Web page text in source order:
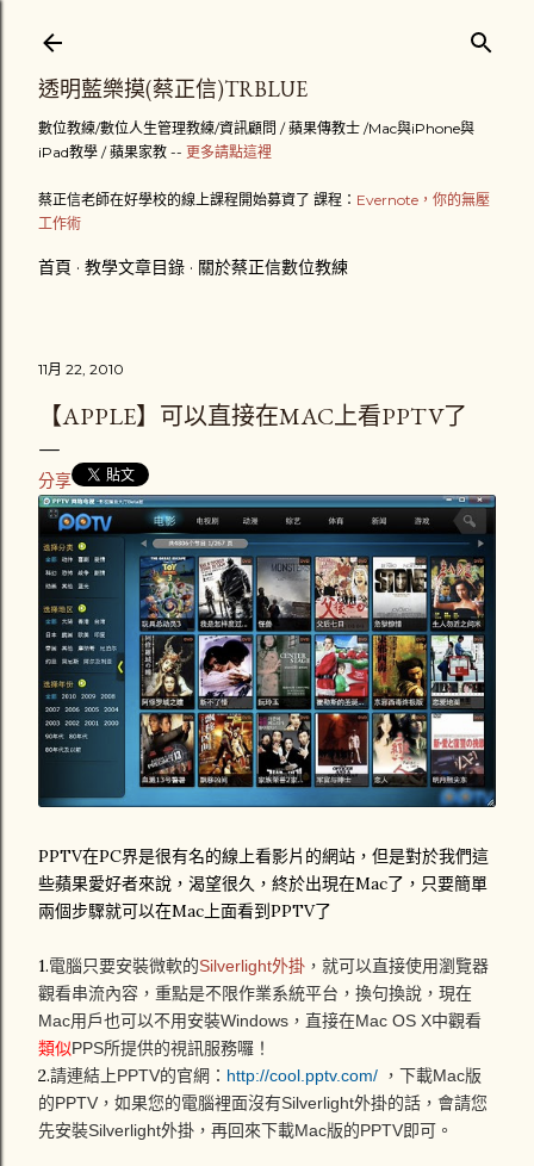
透明藍樂摸(蔡正信)TRBLUE
數位教練/數位人生管理教練/資訊顧問 / 蘋果傳教士 /Mac與iPhone與
iPad教學 / 蘋果家教 -- 更多請點這裡
蔡正信老師在好學校的線上課程開始募資了 課程： Evernote，你的無壓
工作術
首頁 教學文章目錄 關於蔡正信數位教練
11月 22, 2010
【APPLE】可以直接在MAC上看PPTV了
分享
PPTV在PC界是很有名的線上看影片的網站，但是對於我們這
些蘋果愛好者來說，渴望很久，終於出現在Mac了，只要簡單
兩個步驟就可以在Mac上面看到PPTV了
1.電腦只要安裝微軟的Silverlight外掛 ，就可以直接使用瀏覽器
觀看串流內容，重點是不限作業系統平台，換句換說，現在
Mac用戶也可以不用安裝Windows，直接在Mac OS X中觀看
類似PPS所提供的視訊服務囉！
2.請連結上PPTV的官網： http://cool.pptv.com/ ，下載Mac版
的PPTV，如果您的電腦裡面沒有Silverlight外掛的話，會請您
先安裝Silverlight外掛，再回來下載Mac版的PPTV即可。